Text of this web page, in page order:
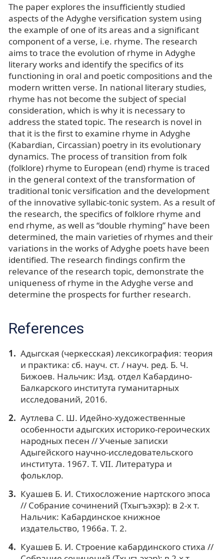
The paper explores the insufficiently studied
aspects of the Adyghe versification system using
the example of one of its areas and a significant
component of a verse, i.e. rhyme. The research
aims to trace the evolution of rhyme in Adyghe
literary works and identify the specifics of its
functioning in oral and poetic compositions and the
modern written verse. In national literary studies,
rhyme has not become the subject of special
consideration, which is why it is necessary to
address the stated topic. The research is novel in
that it is the first to examine rhyme in Adyghe
(Kabardian, Circassian) poetry in its evolutionary
dynamics. The process of transition from folk
(folklore) rhyme to European (end) rhyme is traced
in the general context of the transformation of
traditional tonic versification and the development
of the innovative syllabic-tonic system. As a result of
the research, the specifics of folklore rhyme and
end rhyme, as well as “double rhyming” have been
determined, the main varieties of rhymes and their
variations in the works of Adyghe poets have been
identified. The research findings confirm the
relevance of the research topic, demonstrate the
uniqueness of rhyme in the Adyghe verse and
determine the prospects for further research.
References
Адыгская (черкесская) лексикография: теория
и практика: сб. науч. ст. / науч. ред. Б. Ч.
Бижоев. Нальчик: Изд. отдел Кабардино-
Балкарского института гуманитарных
исследований, 2016.
Аутлева С. Ш. Идейно-художественные
особенности адыгских историко-героических
народных песен // Ученые записки
Адыгейского научно-исследовательского
института. 1967. Т. VII. Литература и
фольклор.
Кyaшeв Б. И. Стихосложение нартского эпоса
// Собрание сочинений (Тxыгъэxэp): в 2-х т.
Нальчик: Кабардинское книжное
издательство, 1966а. Т. 2.
Кyaшeв Б. И. Строение кабардинского стиха //